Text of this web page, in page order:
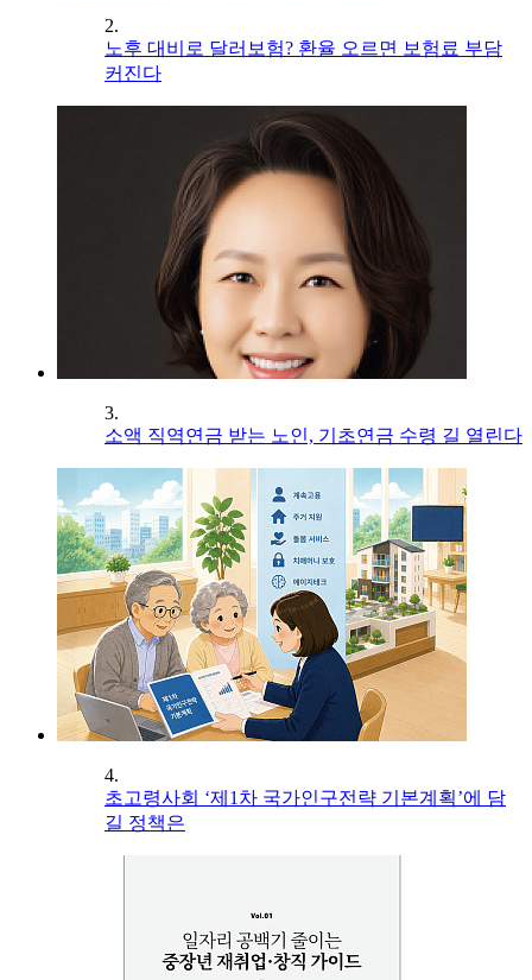
2.
노후 대비로 달러보험? 환율 오르면 보험료 부담
커진다
3.
소액 직역연금 받는 노인, 기초연금 수령 길 열린다
4.
초고령사회 ‘제1차 국가인구전략 기본계획’에 담
길 정책은